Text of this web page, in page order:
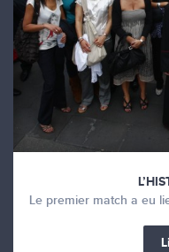
Le premier match a eu